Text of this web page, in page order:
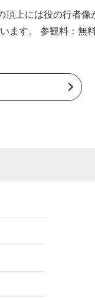
上には役の行者
ます。 参観料：無